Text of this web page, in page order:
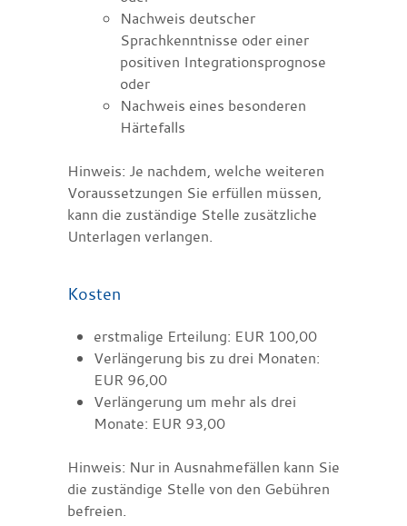
Nachweis deutscher
Sprachkenntnisse oder einer
positiven Integrationsprognose
oder
Nachweis eines besonderen
Härtefalls
Hinweis: Je nachdem, welche weiteren
Voraussetzungen Sie erfüllen müssen,
kann die zuständige Stelle zusätzliche
Unterlagen verlangen.
Kosten
erstmalige Erteilung: EUR 100,00
Verlängerung bis zu drei Monaten:
EUR 96,00
Verlängerung um mehr als drei
Monate: EUR 93,00
Hinweis: Nur in Ausnahmefällen kann Sie
die zuständige Stelle von den Gebühren
befreien.